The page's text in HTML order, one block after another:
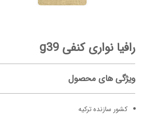
رافیا نواری کنفی g39
ویژگی های محصول
کشور سازنده ترکیه